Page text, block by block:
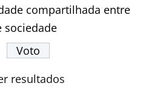
compartilhada entre
sociedade
resultados